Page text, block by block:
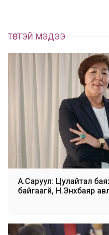
ТӨСТЭЙ МЭДЭЭ
А.Саруул: Цулайтал
байгаагүй, Н.Энхбаяр